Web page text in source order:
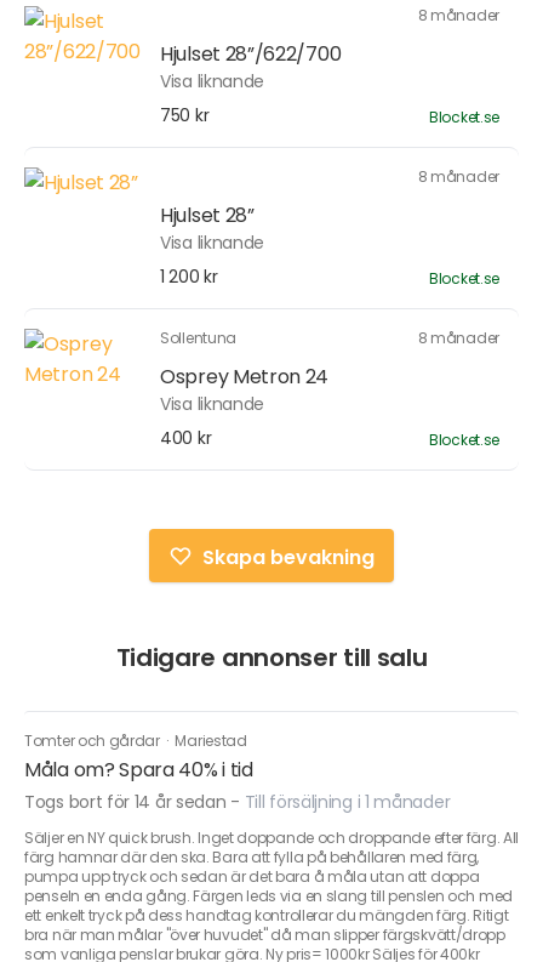
8 månader
Hjulset 28”/622/700
Visa liknande
750 kr
Blocket.se
8 månader
Hjulset 28”
Visa liknande
1 200 kr
Blocket.se
Sollentuna 8 månader
Osprey Metron 24
Visa liknande
400 kr
Blocket.se
Skapa bevakning
Tidigare annonser till salu
Tomter och gårdar · Mariestad
Måla om? Spara 40% i tid
Togs bort för 14 år sedan - Till försäljning i 1 månader
Säljer en NY quick brush. Inget doppande och droppande efter färg. All
färg hamnar där den ska. Bara att fylla på behållaren med färg,
pumpa upp tryck och sedan är det bara å måla utan att doppa
penseln en enda gång. Färgen leds via en slang till penslen och med
ett enkelt tryck på dess handtag kontrollerar du mängden färg. Ritigt
bra när man målar "över huvudet" då man slipper färgskvätt/dropp
som vanliga penslar brukar göra. Ny pris= 1000kr Säljes för 400kr